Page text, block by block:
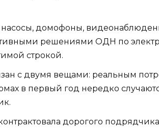
домофоны,
решениями ОДН по
строкой.
с двумя вещами: реальным
в первый год нередко
дорогого